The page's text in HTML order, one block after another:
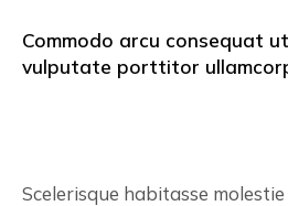
Commodo arcu consequat
vulputate porttitor
Scelerisque habitasse